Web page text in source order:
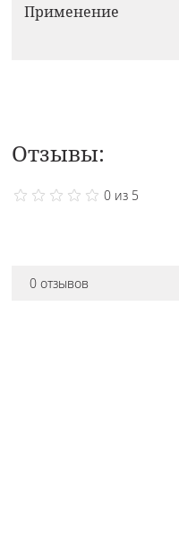
Применение
Отзывы:
0 из 5
0 отзывов